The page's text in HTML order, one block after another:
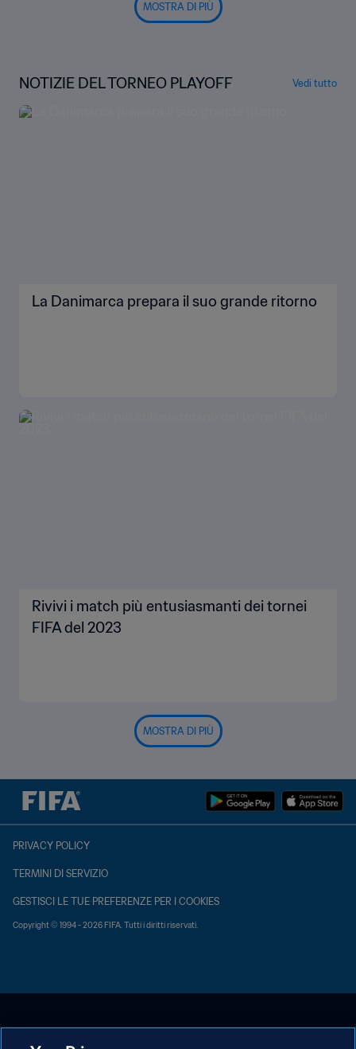
MOSTRA DI PIÙ
NOTIZIE DEL TORNEO PLAYOFF Vedi tutto
La Danimarca prepara il suo grande ritorno
Rivivi i match più entusiasmanti dei tornei
FIFA del 2023
MOSTRA DI PIÙ
PRIVACY POLICY
TERMINI DI SERVIZIO
GESTISCI LE TUE PREFERENZE PER I COOKIES
Copyright © 1994 - 2026 FIFA. Tutti i diritti riservati.